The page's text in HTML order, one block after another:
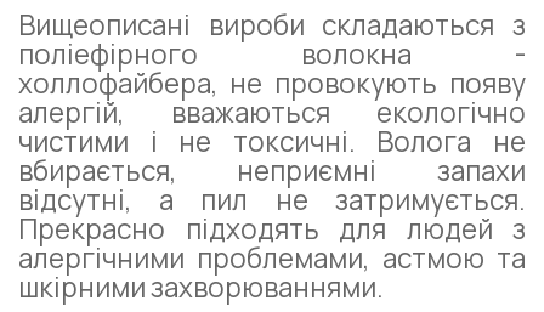
Вищеописані вироби складаються з
поліефірного волокна -
холлофайбера, не провокують появу
алергій, вважаються екологічно
чистими і не токсичні. Волога не
вбирається, неприємні запахи
відсутні, а пил не затримується.
Прекрасно підходять для людей з
алергічними проблемами, астмою та
шкірними захворюваннями.